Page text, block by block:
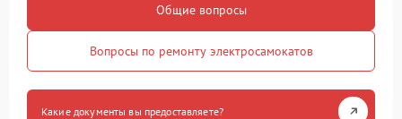
Общие вопросы
Вопросы по ремонту электросамокатов
Какие документы вы предоставляете?